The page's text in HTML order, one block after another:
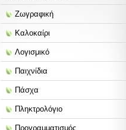
Ζωγραφική
Καλοκαίρι
Λογισμικό
Παιχνίδια
Πάσχα
Πληκτρολόγιο
Προγραμματισμός